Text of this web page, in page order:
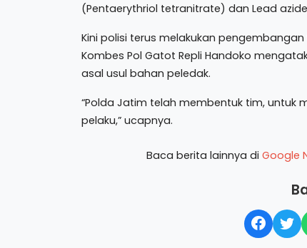
(Pentaerythriol tetranitrate) dan Lead
Kini polisi terus melakukan
Kombes Pol Gatot Repli Handoko
asal usul bahan peledak.
“Polda Jatim telah membentuk tim, untuk
pelaku,” ucapnya.
Baca berita lainnya di Google